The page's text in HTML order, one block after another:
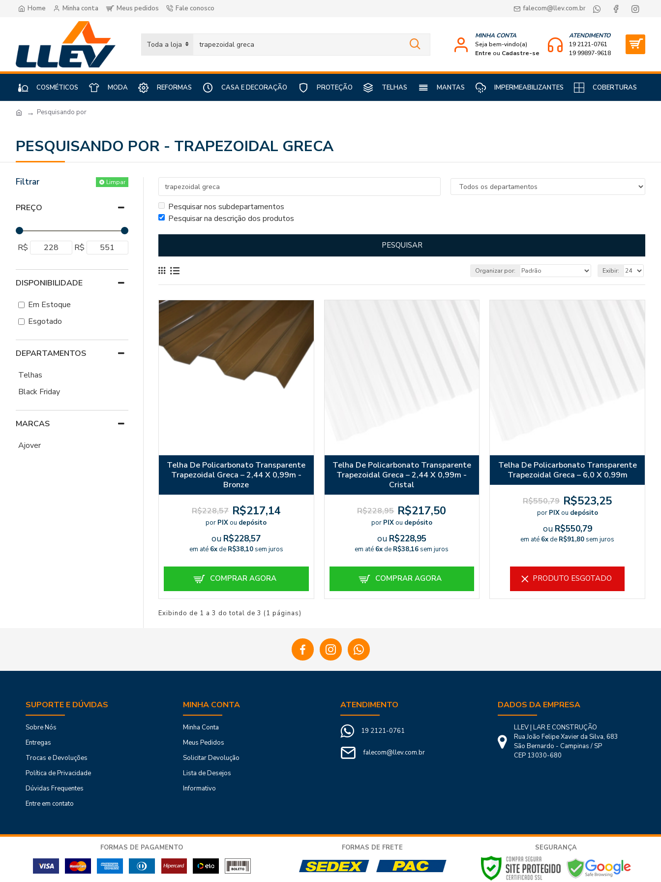
Home Minha conta Meus pedidos Fale conosco falecom@llev.com.br
Toda a loja
MINHA CONTA
Seja bem-vindo(a)
Entre ou Cadastre-se
ATENDIMENTO
19 2121-0761
19 99897-9618
COSMÉTICOS MODA REFORMAS CASA E DECORAÇÃO PROTEÇÃO TELHAS MANTAS IMPERMEABILIZANTES COBERTURAS
Pesquisando por
PESQUISANDO POR - TRAPEZOIDAL GRECA
Filtrar Limpar
PREÇO
R$ R$
DEPARTAMENTOS
Telhas
Black Friday
MARCAS
Ajover
DISPONIBILIDADE
Em Estoque
Esgotado
Pesquisar nos subdepartamentos
Pesquisar na descrição dos produtos
PESQUISAR
Organizar por: Exibir:
Telha De Policarbonato Transparente
Trapezoidal Greca – 2,44 X 0,99m -
Bronze
R$228,57 R$217,14
por PIXou depósito
ou R$228,57
em até 6xde R$38,10sem juros
COMPRAR AGORA
Telha De Policarbonato Transparente
Trapezoidal Greca – 2,44 X 0,99m -
Cristal
R$228,95 R$217,50
por PIXou depósito
ou R$228,95
em até 6xde R$38,16 sem juros
COMPRAR AGORA
Telha De Policarbonato Transparente
Trapezoidal Greca – 6,0 X 0,99m
R$550,79 R$523,25
por PIXou depósito
ou R$550,79
em até 6xde R$91,80 sem juros
PRODUTO ESGOTADO
Exibindo de 1 a 3 do total de 3 (1 páginas)
SUPORTE E DÚVIDAS
Sobre Nós
Entregas
Trocas e Devoluções
Política de Privacidade
Dúvidas Frequentes
Entre em contato
MINHA CONTA
Minha Conta
Meus Pedidos
Solicitar Devolução
Lista de Desejos
Informativo
ATENDIMENTO
19 2121-0761
falecom@llev.com.br
DADOS DA EMPRESA
LLEV | LAR E CONSTRUÇÃO
Rua João Felipe Xavier da Silva, 683
São Bernardo - Campinas / SP
CEP 13030-680
FORMAS DE PAGAMENTO FORMAS DE FRETE SEGURANÇA